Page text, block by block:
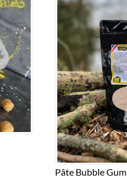
Pâte Bubble Gum